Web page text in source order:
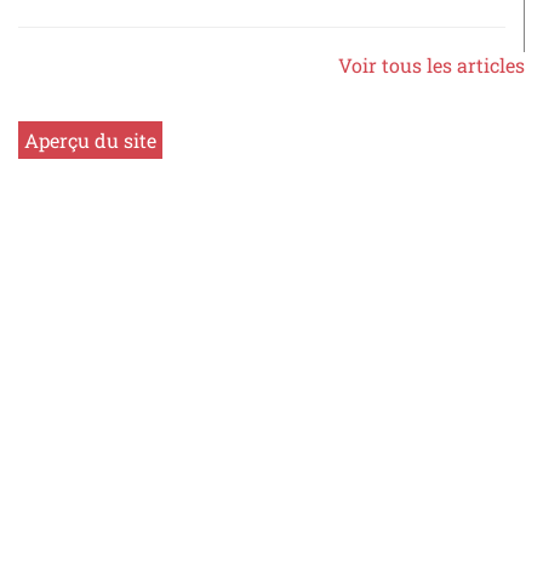
Voir tous les articles
Aperçu du site